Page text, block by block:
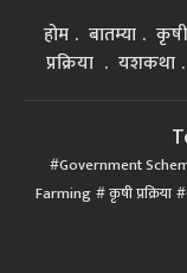
होम बातम्या
प्रक्रिया
यशकथा
Government
Farming कृषी प्रक्रिया